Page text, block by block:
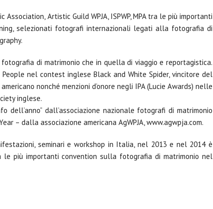
Artistic Guild WPJA, ISPWP, MPA tra le più importanti
selezionati fotografi internazionali legati alla fotografia di
di matrimonio che in quella di viaggio e reportagistica.
nel contest inglese Black and White Spider, vincitore del
nonché menzioni d’onore negli IPA (Lucie Awards) nelle
inglese.
dall’associazione nazionale fotografi di matrimonio
– dalla associazione americana AgWPJA, www.agwpja.com.
seminari e workshop in Italia, nel 2013 e nel 2014 è
più importanti convention sulla fotografia di matrimonio nel